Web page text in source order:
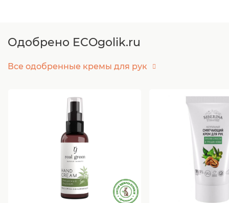
Одобрено ECOgolik.ru
Все одобренные кремы для рук